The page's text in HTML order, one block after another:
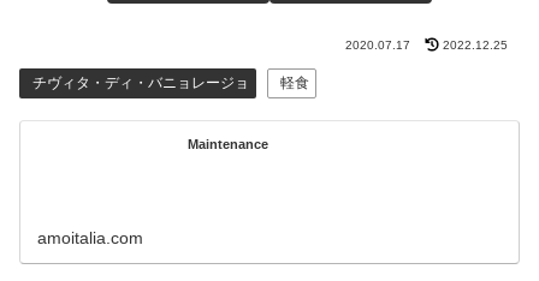
2020.07.17 2022.12.25
チヴィタ・ディ・バニョレージョ 軽食
Maintenance
amoitalia.com